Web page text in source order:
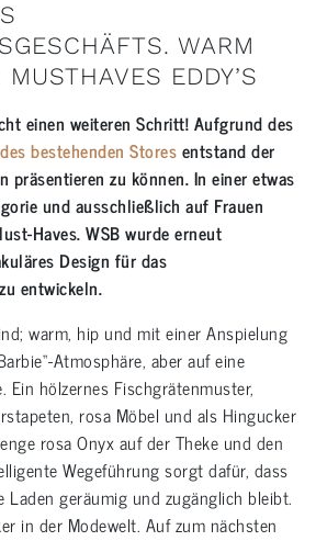
WARM
EDDY’S
einen weiteren Schritt! Aufgrund des
bestehenden Storesentstand der
präsentieren zu können. In einer etwas
und ausschließlich auf Frauen
Haves. WSB wurde erneut
Design für das
entwickeln.
warm, hip und mit einer Anspielung
Atmosphäre, aber auf eine
Ein hölzernes Fischgrätenmuster,
rosa Möbel und als Hingucker
rosa Onyx auf der Theke und den
Wegeführung sorgt dafür, dass
geräumig und zugänglich bleibt.
in der Modewelt. Auf zum nächsten